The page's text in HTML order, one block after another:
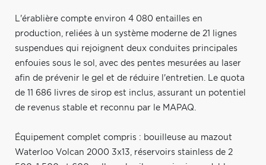
L'érablière compte environ 4 080 entailles en
production, reliées à un système moderne de 21 lignes
suspendues qui rejoignent deux conduites principales
enfouies sous le sol, avec des pentes mesurées au laser
afin de prévenir le gel et de réduire l'entretien. Le quota
de 11 686 livres de sirop est inclus, assurant un potentiel
de revenus stable et reconnu par le MAPAQ.
Équipement complet compris : bouilleuse au mazout
Waterloo Volcan 2000 3x13, réservoirs stainless de 2